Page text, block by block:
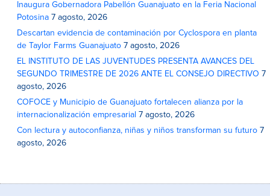
Inaugura Gobernadora Pabellón Guanajuato en la Feria Nacional
Potosina 7 agosto, 2026
Descartan evidencia de contaminación por Cyclospora en planta
de Taylor Farms Guanajuato 7 agosto, 2026
EL INSTITUTO DE LAS JUVENTUDES PRESENTA AVANCES DEL
SEGUNDO TRIMESTRE DE 2026 ANTE EL CONSEJO DIRECTIVO 7
agosto, 2026
COFOCE y Municipio de Guanajuato fortalecen alianza por la
internacionalización empresarial 7 agosto, 2026
Con lectura y autoconfianza, niñas y niños transforman su futuro 7
agosto, 2026